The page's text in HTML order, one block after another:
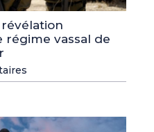
régime vassal de